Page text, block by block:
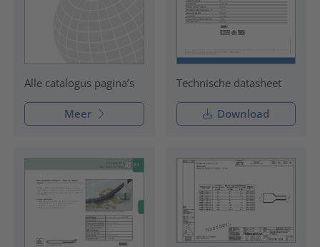
Alle catalogus pagina’s
Meer
Technische datasheet
Download